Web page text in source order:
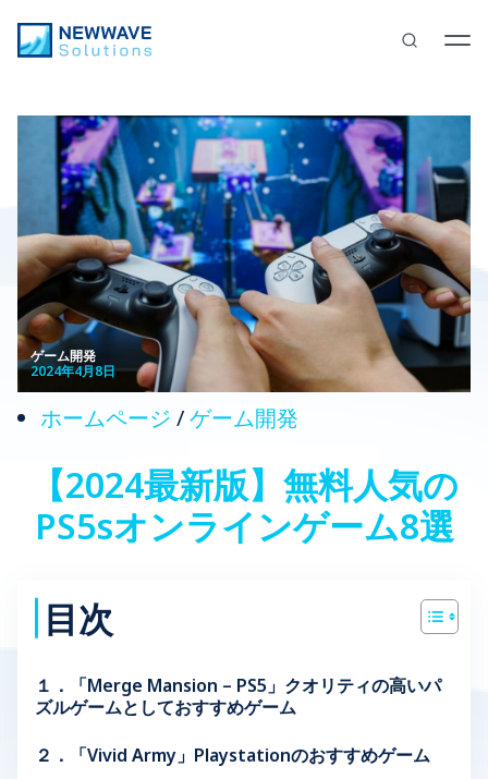
ゲーム開発
2024年4月8日
ホームページ /ゲーム開発
【2024最新版】無料人気の
PS5sオンラインゲーム8選
目次
１．「Merge Mansion – PS5」クオリティの高いパ
ズルゲームとしておすすめゲーム
２．「Vivid Army」Playstationのおすすめゲーム